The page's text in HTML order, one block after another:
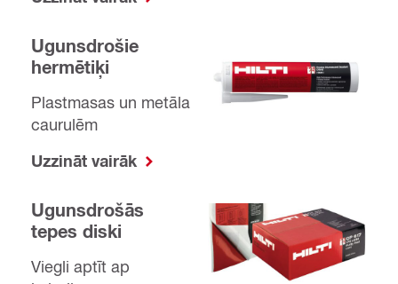
Ugunsdrošie
hermētiķi
Plastmasas un metāla
caurulēm
Uzzināt vairāk
Ugunsdrošās
tepes diski
Viegli aptīt ap